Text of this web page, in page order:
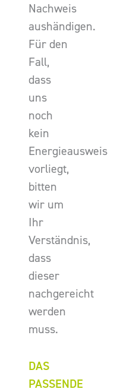
Nachweis
aushändigen.
Für den
Fall,
dass
uns
noch
kein
Energieausweis
vorliegt,
bitten
wir um
Ihr
Verständnis,
dass
dieser
nachgereicht
werden
muss.
DAS
PASSENDE